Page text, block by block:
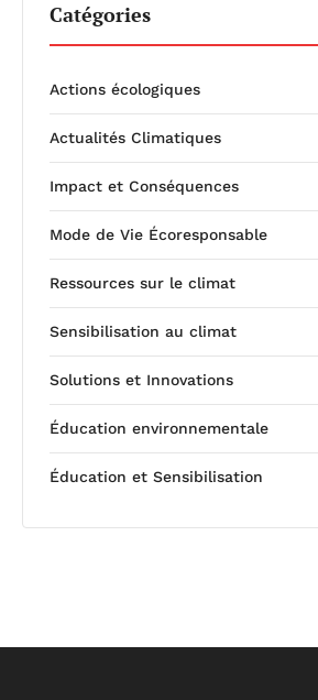
Catégories
Actions écologiques
Actualités Climatiques
Impact et Conséquences
Mode de Vie Écoresponsable
Ressources sur le climat
Sensibilisation au climat
Solutions et Innovations
Éducation environnementale
Éducation et Sensibilisation